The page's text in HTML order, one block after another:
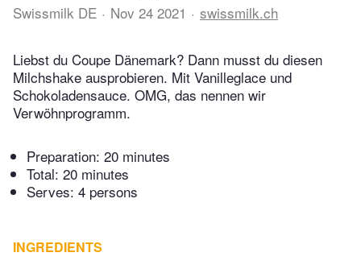
Swissmilk DE Nov 24 2021 swissmilk.ch
Liebst du Coupe Dänemark? Dann musst du diesen
Milchshake ausprobieren. Mit Vanilleglace und
Schokoladensauce. OMG, das nennen wir
Verwöhnprogramm.
Preparation: 20 minutes
Total: 20 minutes
Serves: 4 persons
INGREDIENTS